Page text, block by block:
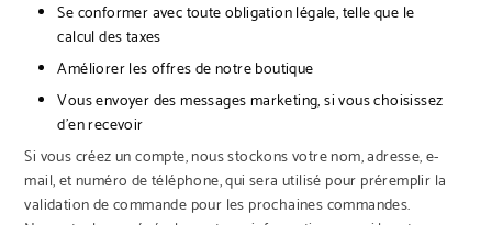
Se conformer avec toute obligation légale, telle que le
calcul des taxes
Améliorer les offres de notre boutique
Vous envoyer des messages marketing, si vous choisissez
d’en recevoir
Si vous créez un compte, nous stockons votre nom, adresse, e-
mail, et numéro de téléphone, qui sera utilisé pour préremplir la
validation de commande pour les prochaines commandes.